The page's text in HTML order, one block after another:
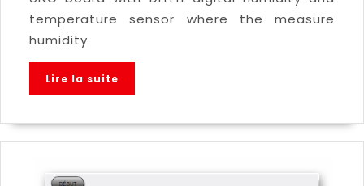
temperature sensor where the measure
humidity
Lire la suite